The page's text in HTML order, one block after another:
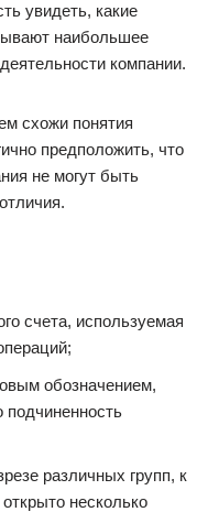
увидеть, какие
наибольшее
компании.
схожи понятия
предположить, что
не могут быть
счета, используемая
обозначением,
различных групп, к
несколько